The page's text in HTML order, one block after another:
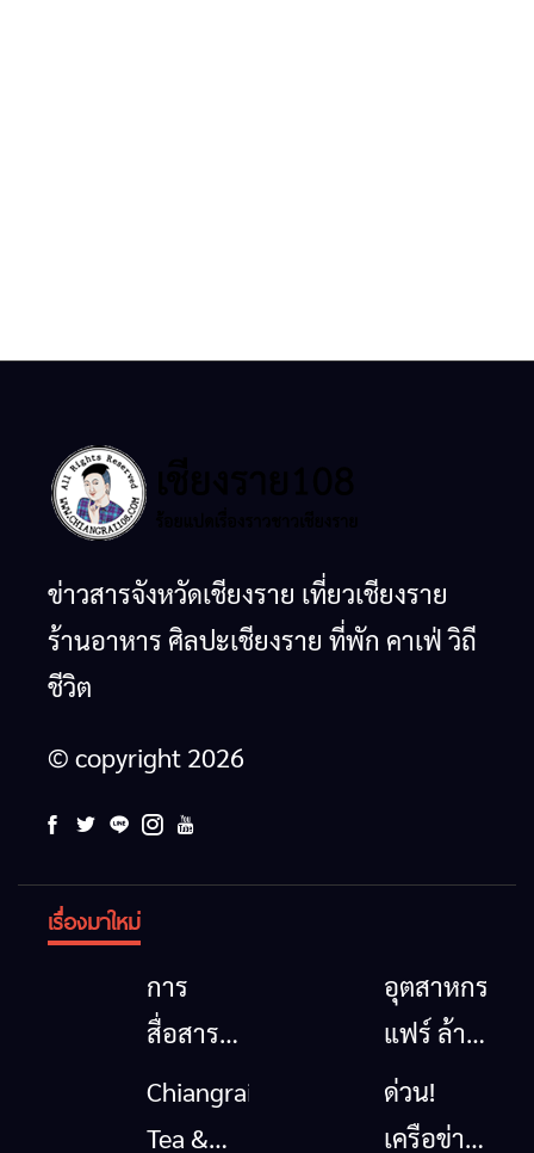
ข่าวสารจังหวัดเชียงราย เที่ยวเชียงราย
ร้านอาหาร ศิลปะเชียงราย ที่พัก คาเฟ่ วิถี
ชีวิต
© copyright 2026
เรื่องมาใหม่
การ
สื่อสาร
โทรคมนาคม
กรณีภัย
อุตสาหกรรม
แฟร์ ล้าน
นาตะวัน
ออก
Chiangrai
Tea &
ด่วน!
เครือข่าย